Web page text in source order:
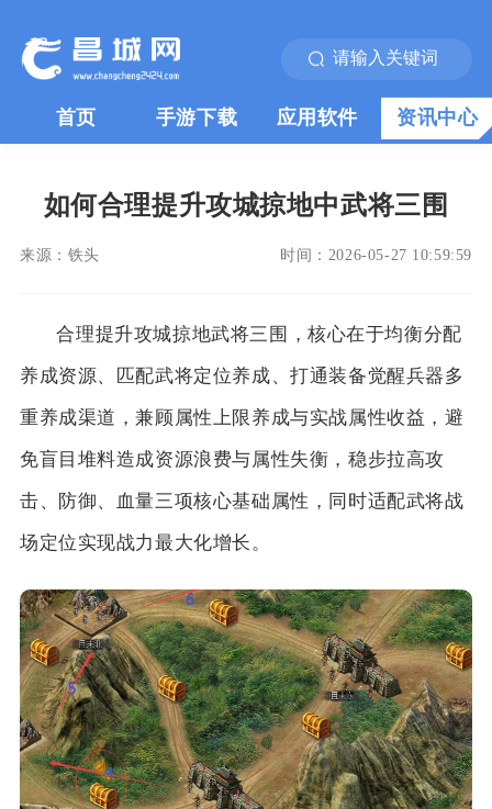
首页 手游下载 应用软件 资讯中心
如何合理提升攻城掠地中武将三围
来源： 铁头 时间： 2026-05-27 10:59:59
合理提升攻城掠地武将三围，核心在于均衡分配
养成资源、匹配武将定位养成、打通装备觉醒兵器多
重养成渠道，兼顾属性上限养成与实战属性收益，避
免盲目堆料造成资源浪费与属性失衡，稳步拉高攻
击、防御、血量三项核心基础属性，同时适配武将战
场定位实现战力最大化增长。